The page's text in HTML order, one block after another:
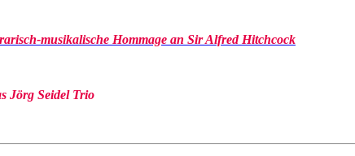
musikalische Hommage an Sir Alfred Hitchcock
Jörg Seidel Trio